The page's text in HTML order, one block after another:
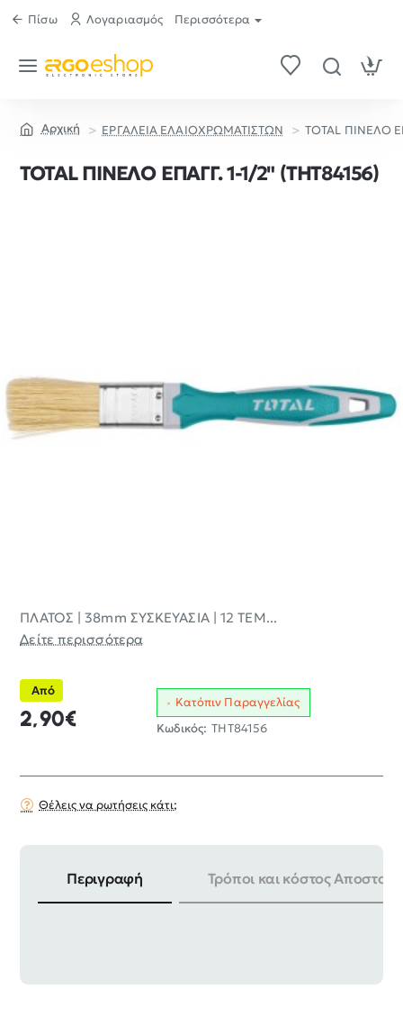
Πίσω Λογαριασμός Περισσότερα
ΕΡΓΑΛΕΙΑ ΕΛΑΙΟΧΡΩΜΑΤΙΣΤΩΝ TOTAL ΠΙΝΕΛΟ
TOTAL ΠΙΝΕΛΟ ΕΠΑΓΓ. 1-1/2" (THT84156)
ΠΛΑΤΟΣ | 38mm ΣΥΣΚΕΥΑΣΙΑ | 12 ΤΕΜ...
Δείτε περισσότερα
Από
2,90€
Κατόπιν Παραγγελίας
Κωδικός: THT84156
Θέλεις να ρωτήσεις κάτι;
Περιγραφή Τρόποι και κόστος
ΠΛΑΤΟΣ | 38mm ΣΥΣΚΕΥΑΣΙΑ | 12 ΤΕΜ